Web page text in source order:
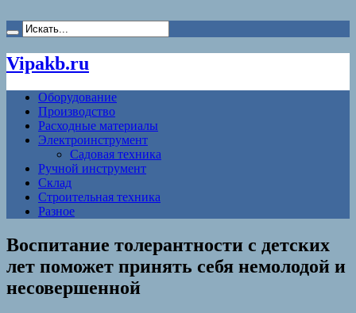
Vipakb.ru
Оборудование
Производство
Расходные материалы
Электроинструмент
Садовая техника
Ручной инструмент
Склад
Строительная техника
Разное
Воспитание толерантности с детских
лет поможет принять себя немолодой и
несовершенной